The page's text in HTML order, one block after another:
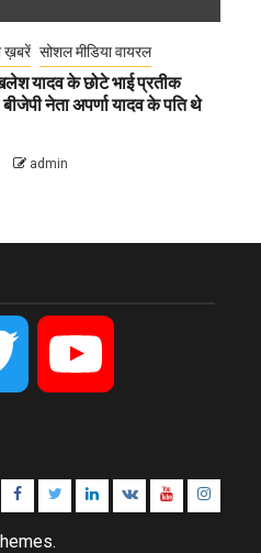
ख़बरें सोशल मीडिया वायरल
यादव के छोटे भाई प्रतीक
नेता अपर्णा यादव के पति थे
admin
Twitter
Facebook
TwitterLinkedin
VK Youtube